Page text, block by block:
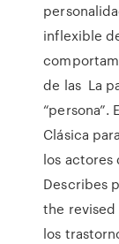
inflexible
de las La
“persona”.
Clásica
los actores
Describes
the
los